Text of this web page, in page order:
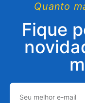
Quanto
Fique